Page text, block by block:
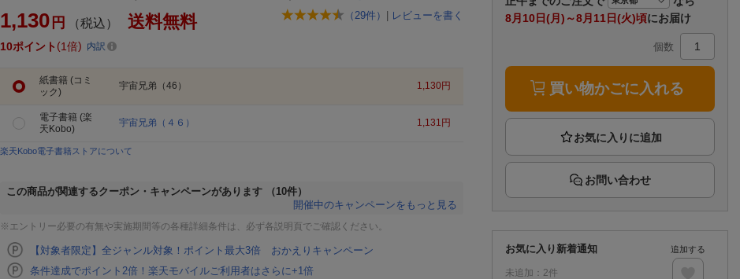
（29件） レビューを書く
1,130 円 （税込） 送料無料
10ポイント 1倍 内訳
紙書籍 (コミ
ック)
宇宙兄弟（46） 1,130円
電子書籍 (楽
天Kobo)
宇宙兄弟（４６） 1,131 円
楽天Kobo電子書籍ストアについて
この商品が関連するクーポン・キャンペーンがあります
（10件）
開催中のキャンペーンをもっと見る
※エントリー必要の有無や実施期間等の各種詳細条件は、必ず各説明頁でご確認ください。
【対象者限定】全ジャンル対象！ポイント最大3倍 おかえりキャンペーン
条件達成でポイント2倍！楽天モバイルご利用者はさらに+1倍
8月10日(月)～8月11日(火)頃にお届け
個数
買い物かごに入れる
お問い合わせ
お気に入り新着通知
未追加： 2件
追加する